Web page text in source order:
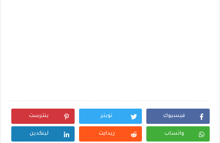
فيسبوك تويتر بنترست
واتساب ريدايت لينكدين